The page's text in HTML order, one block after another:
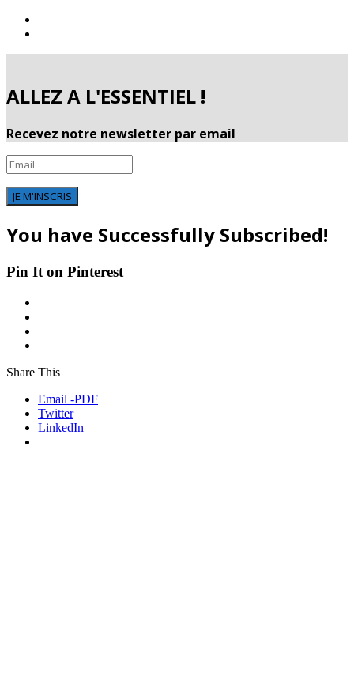
ALLEZ A L'ESSENTIEL !
Recevez notre newsletter par email
JE M'INSCRIS
You have Successfully Subscribed!
Pin It on Pinterest
Share This
Email -PDF
Twitter
LinkedIn